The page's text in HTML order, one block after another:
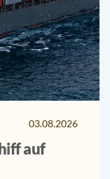
03.08.2026
auf